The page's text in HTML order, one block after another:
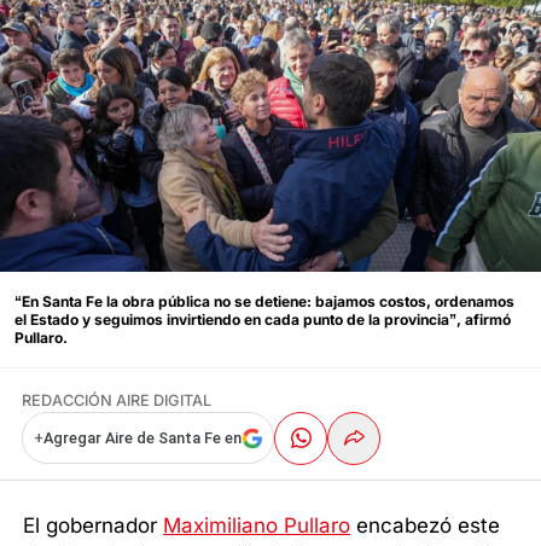
“En Santa Fe la obra pública no se detiene: bajamos costos, ordenamos
el Estado y seguimos invirtiendo en cada punto de la provincia”, afirmó
Pullaro.
REDACCIÓN AIRE DIGITAL
+Agregar Aire de Santa Fe en
El gobernador Maximiliano Pullaro encabezó este